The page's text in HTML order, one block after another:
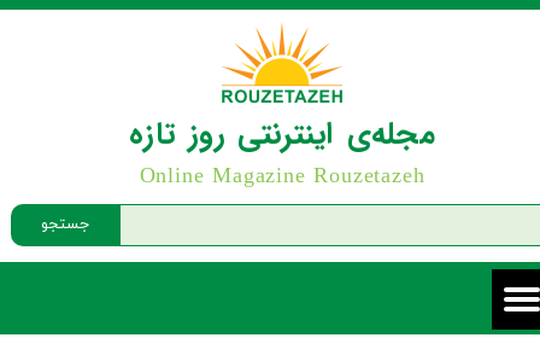
جستجو
مجله‌ی اینترنتی روز تازه
Online Magazine Rouzetazeh